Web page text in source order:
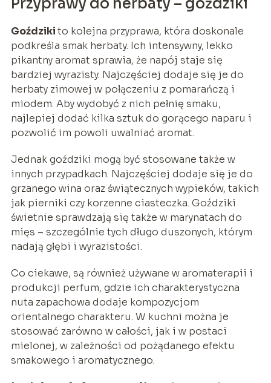
Goździkito kolejna przyprawa, która doskonale
podkreśla smak herbaty. Ich intensywny, lekko
pikantny aromat sprawia, że napój staje się
bardziej wyrazisty. Najczęściej dodaje się je do
herbaty zimowej w połączeniu z pomarańczą i
miodem. Aby wydobyć z nich pełnię smaku,
najlepiej dodać kilka sztuk do gorącego naparu i
pozwolić im powoli uwalniać aromat.
Jednak goździki mogą być stosowane także w
innych przypadkach. Najczęściej dodaje się je do
grzanego wina oraz świątecznych wypieków, takich
jak pierniki czy korzenne ciasteczka. Goździki
świetnie sprawdzają się także w marynatach do
mięs – szczególnie tych długo duszonych, którym
nadają głębi i wyrazistości.
Co ciekawe, są również używane w aromaterapii i
produkcji perfum, gdzie ich charakterystyczna
nuta zapachowa dodaje kompozycjom
orientalnego charakteru. W kuchni można je
stosować zarówno w całości, jak i w postaci
mielonej, w zależności od pożądanego efektu
smakowego i aromatycznego.